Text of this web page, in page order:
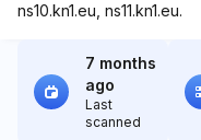
ns10.kn1.eu, ns11.kn1.eu.
7 months
ago
Last
scanned